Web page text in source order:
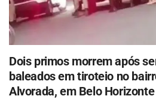
Dois primos morrem após
baleados em tiroteio no
Alvorada, em Belo Horizonte